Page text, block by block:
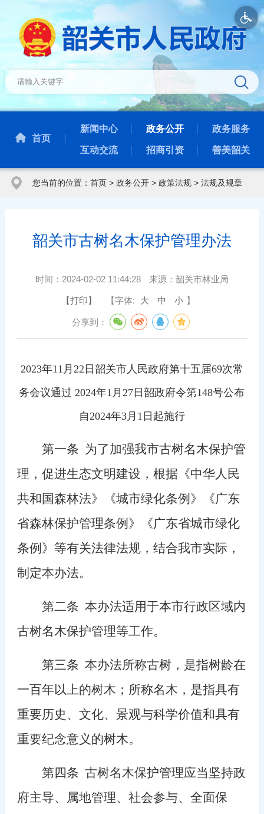
首页
新闻中心 政务公开 政务服务
互动交流 招商引资 善美韶关
您当前的位置： 首页> 政务公开> 政策法规> 法规及规章
韶关市古树名木保护管理办法
时间： 2024-02-02 11:44:28 来源： 韶关市林业局
【打印】 【字体: 大 中 小 】
分享到：
2023年11月22日韶关市人民政府第十五届69次常
务会议通过 2024年1月27日韶政府令第148号公布
自2024年3月1日起施行
第一条 为了加强我市古树名木保护管
理，促进生态文明建设，根据《中华人民
共和国森林法》《城市绿化条例》《广东
省森林保护管理条例》《广东省城市绿化
条例》等有关法律法规，结合我市实际，
制定本办法。
第二条 本办法适用于本市行政区域内
古树名木保护管理等工作。
第三条 本办法所称古树，是指树龄在
一百年以上的树木；所称名木，是指具有
重要历史、文化、景观与科学价值和具有
重要纪念意义的树木。
第四条 古树名木保护管理应当坚持政
府主导、属地管理、社会参与、全面保